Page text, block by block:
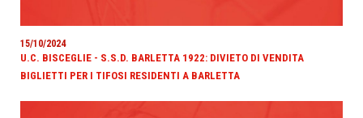
15/10/2024
U.C. BISCEGLIE - S.S.D. BARLETTA 1922: DIVIETO DI VENDITA
BIGLIETTI PER I TIFOSI RESIDENTI A BARLETTA